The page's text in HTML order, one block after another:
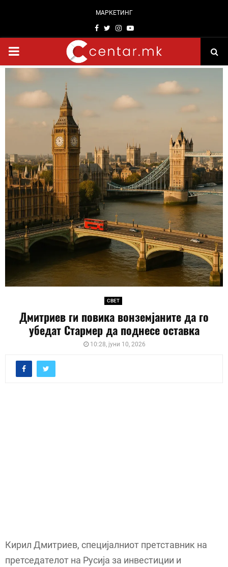
МАРКЕТИНГ
Facebook
TwitterInstagram
Youtube
PRIMARY
MENU
СВЕТ
Дмитриев ги повика вонземјаните да го
убедат Стармер да поднесе оставка
10:28, јуни 10, 2026
Кирил Дмитриев, специјалниот претставник на
претседателот на Русија за инвестиции и